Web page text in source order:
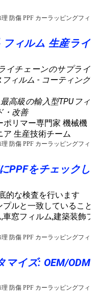
フィルム 生産ライ
イチェーンのサプライ
ィルム - コーティング
高級の輸入型TPUフィ
・改善
リマー専門家 機械機
ア 生産技術チーム
PPFをチェックし
的な検査を行います
ルと一致しているこ
車窓フィルム,建築装飾
イズ: OEM/ODM